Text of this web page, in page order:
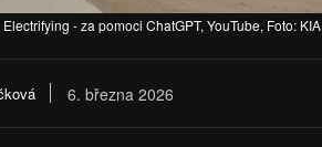
- za pomoci ChatGPT, YouTube, Foto: KIA
6. března 2026